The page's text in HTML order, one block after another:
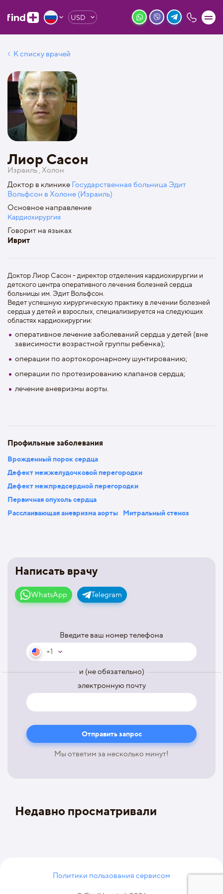
USD
К списку врачей
Написать врачу
WhatsApp Telegram
Введите ваш номер телефона
+1
и (не обязательно)
электронную почту
Мы ответим за несколько минут!
Лиор Сасон
Израиль , Холон
Доктор в клинике Государственная больница Эдит
Вольфсон в Холоне (Израиль)
Основное направление
Кардиохирургия
Говорит на языках
Иврит
Доктор Лиор Сасон - директор отделения кардиохирургии и
детского центра оперативного лечения болезней сердца
больницы им. Эдит Вольфсон.
Ведет успешную хирургическую практику в лечении болезней
сердца у детей и взрослых, специализируется на следующих
областях кардиохирургии:
оперативное лечение заболеваний сердца у детей (вне
зависимости возрастной группы ребенка);
операции по аортокоронарному шунтированию;
операции по протезированию клапанов сердца;
лечение аневризмы аорты.
Профильные заболевания
Врожденный порок сердца
Дефект межжелудочковой перегородки
Дефект межпредсердной перегородки
Первичная опухоль сердца
Расслаивающая аневризма аорты
Митральный стеноз
Недавно просматривали
Политики пользования сервисом